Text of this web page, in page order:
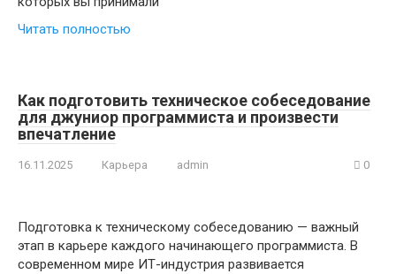
Читать полностью
Как подготовить техническое собеседование
для джуниор программиста и произвести
впечатление
16.11.2025 Карьера admin 0
Подготовка к техническому собеседованию — важный
этап в карьере каждого начинающего программиста. В
современном мире ИТ-индустрия развивается